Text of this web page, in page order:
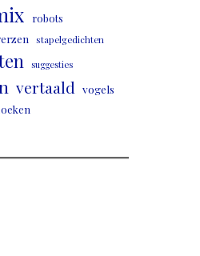
robots
stapelgedichten
suggesties
vertaald vogels